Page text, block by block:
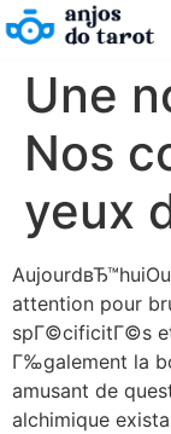
Une
Nos
yeux
attention pour
spГ©cificitГ©s
Г‰galement la
amusant de
alchimique